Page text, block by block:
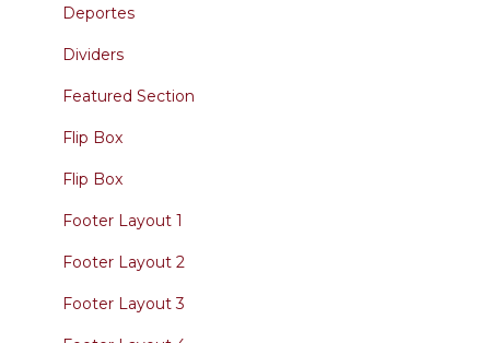
Deportes
Dividers
Featured Section
Flip Box
Flip Box
Footer Layout 1
Footer Layout 2
Footer Layout 3